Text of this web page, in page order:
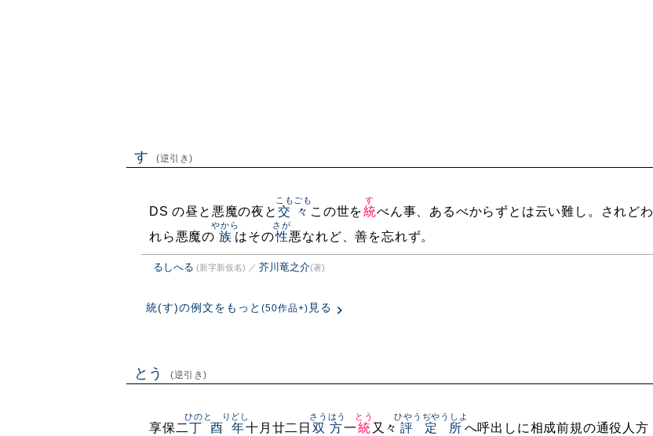
す (逆引き)
DS の昼と悪魔の夜と 交々
こもごも
この世を統
す
べん事、あるべからずとは云い難し。されどわ
れら悪魔の 族
やから
はその性
さが
悪なれど、善を忘れず。
るしへる (新字新仮名) ／ 芥川竜之介(著)
統(す)の例文をもっと (50作品+) 見る
とう (逆引き)
享保二丁酉年
ひのとゝりどし
十月廿二日 双方
さうはう
一統
とう
又々 評定所
ひやうぢやうしよ
へ呼出しに相成前規の通役人方